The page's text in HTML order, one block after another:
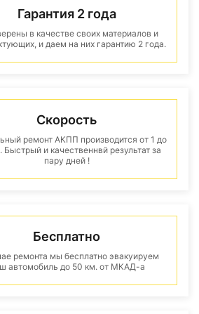
Гарантия 2 года
в качестве своих материалов и
и даем на них гарантию 2 года.
Скорость
ремонт АКПП производится от 1 до
Быстрый и качественнвй результат за
пару дней !
Бесплатно
ремонта мы бесплатно эвакуируем
автомобиль до 50 км. от МКАД-а